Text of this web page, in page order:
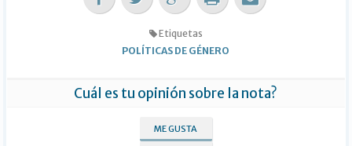
Etiquetas
POLÍTICAS DE GÉNERO
Cuál es tu opinión sobre la nota?
ME GUSTA